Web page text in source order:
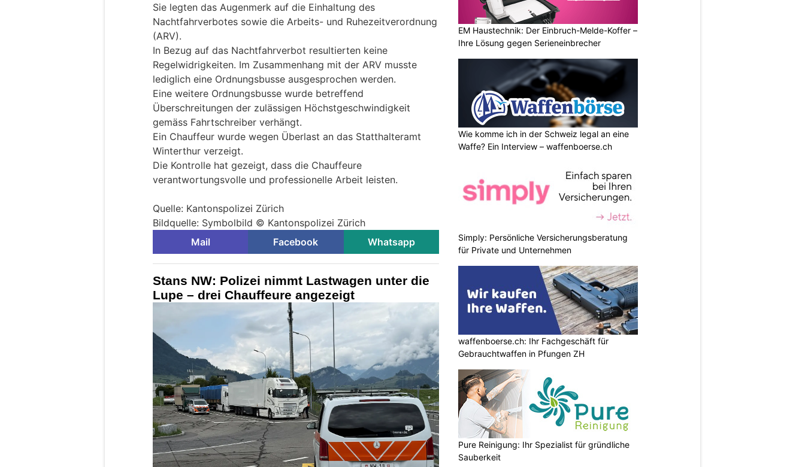
Sie legten das Augenmerk auf die Einhaltung des
Nachtfahrverbotes sowie die Arbeits- und Ruhezeitverordnung
(ARV).
In Bezug auf das Nachtfahrverbot resultierten keine
Regelwidrigkeiten. Im Zusammenhang mit der ARV musste
lediglich eine Ordnungsbusse ausgesprochen werden.
Eine weitere Ordnungsbusse wurde betreffend
Überschreitungen der zulässigen Höchstgeschwindigkeit
gemäss Fahrtschreiber verhängt.
Ein Chauffeur wurde wegen Überlast an das Statthalteramt
Winterthur verzeigt.
Die Kontrolle hat gezeigt, dass die Chauffeure
verantwortungsvolle und professionelle Arbeit leisten.
Quelle: Kantonspolizei Zürich
Bildquelle: Symbolbild © Kantonspolizei Zürich
Mail
Facebook Whatsapp
Stans NW: Polizei nimmt Lastwagen unter die
Lupe – drei Chauffeure angezeigt
EM Haustechnik: Der Einbruch-Melde-Koffer –
Ihre Lösung gegen Serieneinbrecher
Wie komme ich in der Schweiz legal an eine
Waffe? Ein Interview – waffenboerse.ch
Simply: Persönliche Versicherungsberatung
für Private und Unternehmen
waffenboerse.ch: Ihr Fachgeschäft für
Gebrauchtwaffen in Pfungen ZH
Pure Reinigung: Ihr Spezialist für gründliche
Sauberkeit